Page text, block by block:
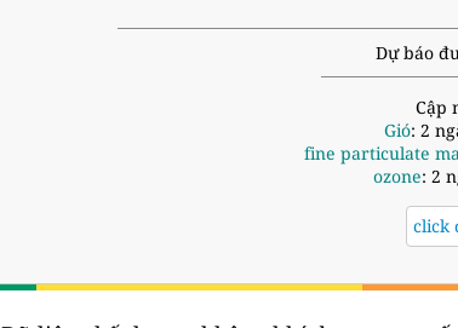
Dự báo
Cập
Gió: 2
fine particulate
ozone: 2
click